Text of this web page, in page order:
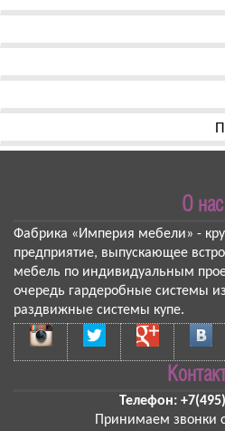
О нас
Фабрика «Империя мебели» -
предприятие, выпускающее
мебель по индивидуальным
очередь гардеробные системы
раздвижные системы купе.
Телефон:
Принимаем звонки